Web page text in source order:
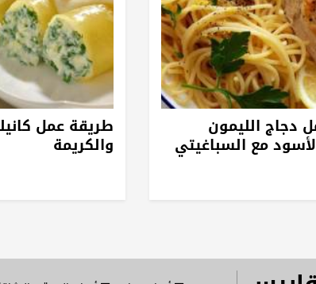
دجاج الليمون
مع السباغيتي
طريقة عمل
والكريمة